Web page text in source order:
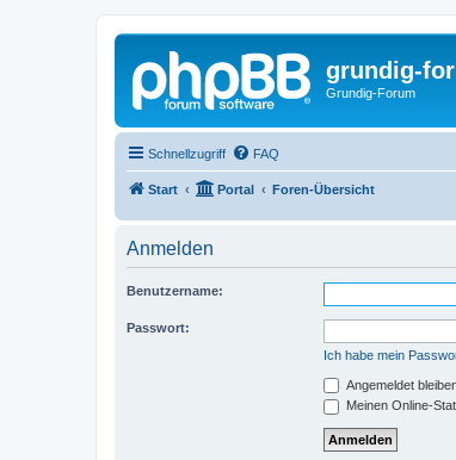
grundig-
Grundig-Forum
Schnellzugriff FAQ
Start Portal Foren-Übersicht
Anmelden
Benutzername:
Passwort:
Ich habe mein
Angemeldet
Meinen Online-